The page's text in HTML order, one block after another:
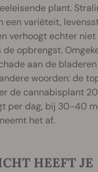
plant.
een variëteit,
verhoogt echter niet
de opbrengst.
aan de
woorden: de
de cannabisplant
per dag, bij 30-40
het af.
HEEFT JE